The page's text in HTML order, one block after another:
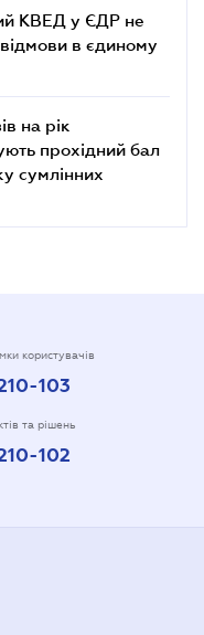
КВЕД у ЄДР не
в єдиному
на рік
прохідний бал
сумлінних
користувачів
103
та рішень
102